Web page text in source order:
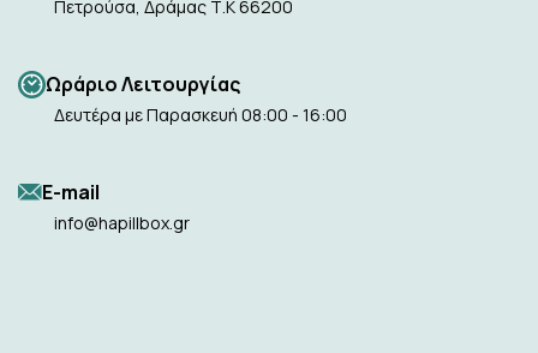
Πετρούσα, Δράμας Τ.Κ 66200
Ωράριο Λειτουργίας
Δευτέρα με Παρασκευή 08:00 - 16:00
Ε-mail
info@hapillbox.gr